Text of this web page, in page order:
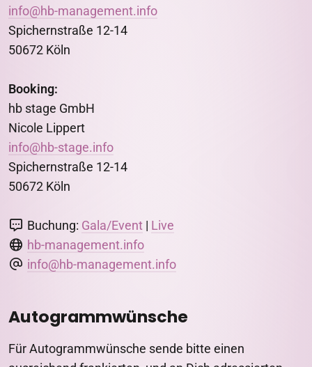
info@hb-management.info
Spichernstraße 12-14
50672 Köln
Booking:
hb stage GmbH
Nicole Lippert
info@hb-stage.info
Spichernstraße 12-14
50672 Köln
Buchung: Gala/Event| Live
hb-management.info
info@hb-management.info
Autogrammwünsche
Für Autogrammwünsche sende bitte einen